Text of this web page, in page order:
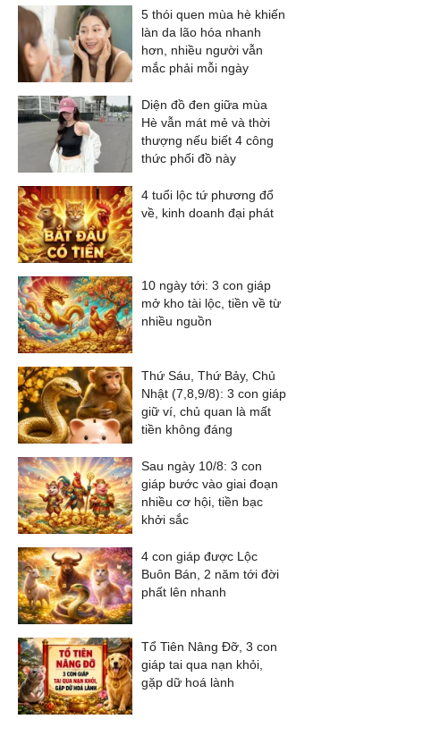
5 thói quen mùa hè khiến
làn da lão hóa nhanh
hơn, nhiều người vẫn
mắc phải mỗi ngày
Diện đồ đen giữa mùa
Hè vẫn mát mẻ và thời
thượng nếu biết 4 công
thức phối đồ này
4 tuổi lộc tứ phương đổ
về, kinh doanh đại phát
10 ngày tới: 3 con giáp
mở kho tài lộc, tiền về từ
nhiều nguồn
Thứ Sáu, Thứ Bảy, Chủ
Nhật (7,8,9/8): 3 con giáp
giữ ví, chủ quan là mất
tiền không đáng
Sau ngày 10/8: 3 con
giáp bước vào giai đoạn
nhiều cơ hội, tiền bạc
khởi sắc
4 con giáp được Lộc
Buôn Bán, 2 năm tới đời
phất lên nhanh
Tổ Tiên Nâng Đỡ, 3 con
giáp tai qua nạn khỏi,
gặp dữ hoá lành